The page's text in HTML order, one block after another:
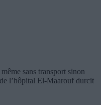
sans transport sinon
l’hôpital El-Maarouf durcit